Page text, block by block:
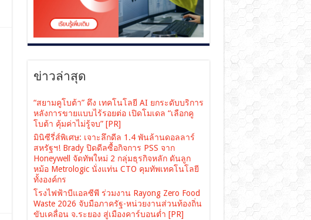
ข่าวล่าสุด
“สยามคูโบต้า” ดึง เทคโนโลยี AI ยกระดับบริการ
หลังการขายแบบไร้รอยต่อ เปิดโมเดล “เลือกคู
โบต้า คุ้มค่าไม่รู้จบ” [PR]
มินิซีรี่ส์พิเศษ: เจาะลึกดีล 1.4 พันล้านดอลลาร์
สหรัฐฯ! Brady ปิดดีลซื้อกิจการ PSS จาก
Honeywell จัดทัพใหม่ 2 กลุ่มธุรกิจหลัก ดันลูก
หม้อ Metrologic นั่งแท่น CTO คุมทัพเทคโนโลยี
ทั้งองค์กร
โรงไฟฟ้าบีแอลซีพี ร่วมงาน Rayong Zero Food
Waste 2026 จับมือภาครัฐ-หน่วยงานส่วนท้องถิ่น
ขับเคลื่อน จ.ระยอง สู่เมืองคาร์บอนต่ำ [PR]